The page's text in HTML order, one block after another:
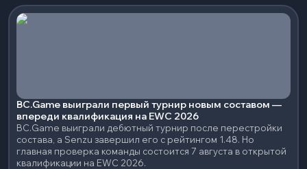
BC.Game выиграли первый турнир новым составом —
впереди квалификация на EWC 2026
BC.Game выиграли дебютный турнир после перестройки
состава, а Senzu завершил его с рейтингом 1.48. Но
главная проверка команды состоится 7 августа в открытой
квалификации на EWC 2026.